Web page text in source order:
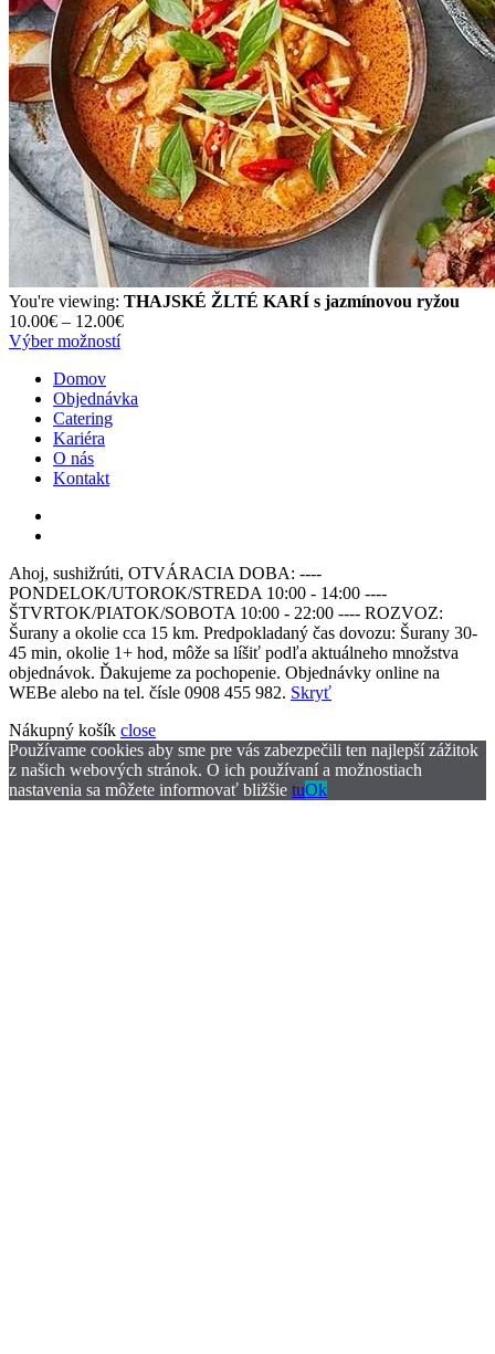
You're viewing: THAJSKÉ ŽLTÉ KARÍ s jazmínovou ryžou
10.00€ – 12.00€
Výber možností
Domov
Objednávka
Catering
Kariéra
O nás
Kontakt
Ahoj, sushižrúti, OTVÁRACIA DOBA: ----
PONDELOK/UTOROK/STREDA 10:00 - 14:00 ----
ŠTVRTOK/PIATOK/SOBOTA 10:00 - 22:00 ---- ROZVOZ:
Šurany a okolie cca 15 km. Predpokladaný čas dovozu: Šurany 30-
45 min, okolie 1+ hod, môže sa líšiť podľa aktuálneho množstva
objednávok. Ďakujeme za pochopenie. Objednávky online na
WEBe alebo na tel. čísle 0908 455 982. Skryť
Nákupný košík close
Používame cookies aby sme pre vás zabezpečili ten najlepší zážitok
z našich webových stránok. O ich používaní a možnostiach
nastavenia sa môžete informovať bližšie tuOk